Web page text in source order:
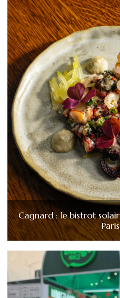
Cagnard : le bistrot
Paris